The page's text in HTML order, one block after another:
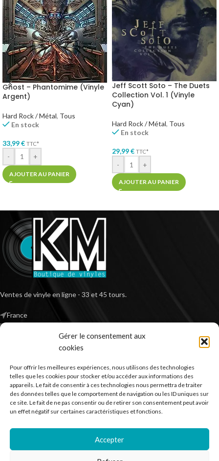
Gérer le consentement aux
cookies
Pour offrir les meilleures expériences, nous utilisons des technologies
telles que les cookies pour stocker et/ou accéder aux informations des
appareils. Le fait de consentir à ces technologies nous permettra de traiter
des données telles que le comportement de navigation ou les ID uniques sur
ce site. Le fait de ne pas consentir ou de retirer son consentement peut avoir
un effet négatif sur certaines caractéristiques et fonctions.
Accepter
Ghost – Phantomime (Vinyle
Argent)
Hard Rock / Métal, Tous
En stock
33,99€ TTC*
- +
AJOUTER AU PANIER
Jeff Scott Soto – The Duets
Collection Vol. 1 (Vinyle
Cyan)
Hard Rock / Métal, Tous
En stock
29,99€ TTC*
- +
AJOUTER AU PANIER
Ventes de vinyle en ligne - 33 et 45 tours.
France
*TVA non applicable – article 293 B du CGI
RECHERCHER DES PRODUITS
NOS SERVICES
BESOIN D’AIDE ?